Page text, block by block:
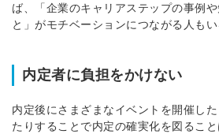
ば、「企業のキャリアステップの事例
と」がモチベーションにつながる人もい
内定者に負担をかけない
内定後にさまざまなイベントを開催し
たりすることで内定の確実化を図るこ